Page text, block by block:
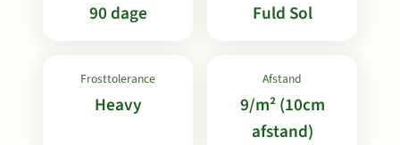
90 dage Fuld Sol
Frosttolerance
Heavy
Afstand
9/m² (10cm
afstand)